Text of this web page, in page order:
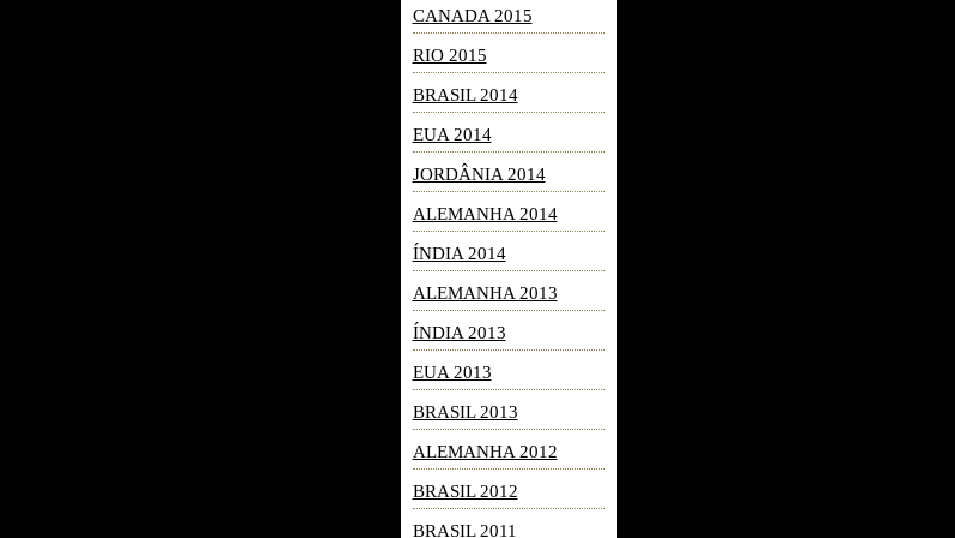
CANADA 2015
RIO 2015
BRASIL 2014
EUA 2014
JORDÂNIA 2014
ALEMANHA 2014
ÍNDIA 2014
ALEMANHA 2013
ÍNDIA 2013
EUA 2013
BRASIL 2013
ALEMANHA 2012
BRASIL 2012
BRASIL 2011